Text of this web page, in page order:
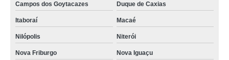
Campos dos Goytacazes Duque de Caxias
Itaboraí Macaé
Nilópolis Niterói
Nova Friburgo Nova Iguaçu